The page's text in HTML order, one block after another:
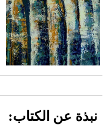
نبذة عن الكتاب: